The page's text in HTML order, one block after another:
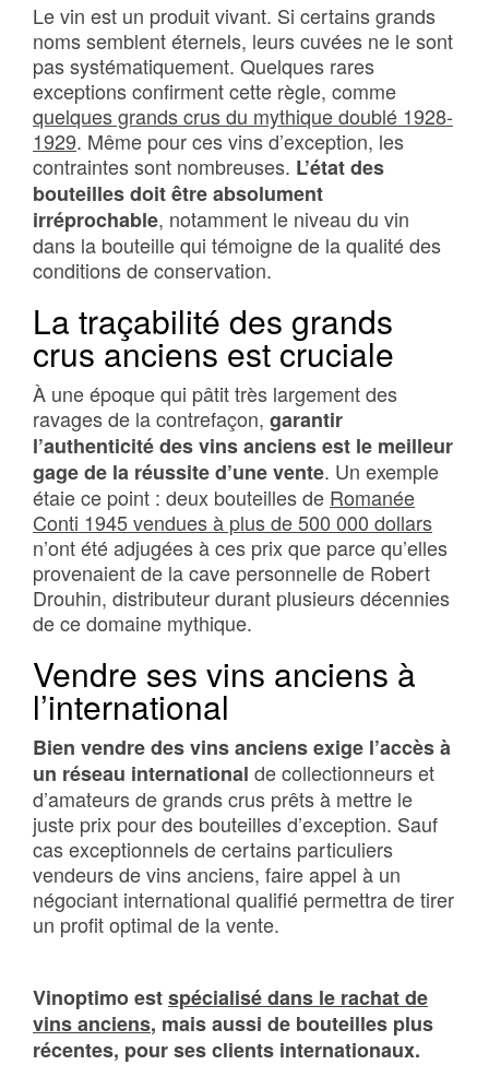
Le vin est un produit vivant. Si certains grands
noms semblent éternels, leurs cuvées ne le sont
pas systématiquement. Quelques rares
exceptions confirment cette règle, comme
quelques grands crus du mythique doublé 1928-
1929. Même pour ces vins d’exception, les
contraintes sont nombreuses. L’état des
bouteilles doit être absolument
irréprochable, notamment le niveau du vin
dans la bouteille qui témoigne de la qualité des
conditions de conservation.
La traçabilité des grands
crus anciens est cruciale
À une époque qui pâtit très largement des
ravages de la contrefaçon, garantir
l’authenticité des vins anciens est le meilleur
gage de la réussite d’une vente. Un exemple
étaie ce point : deux bouteilles de Romanée
Conti 1945 vendues à plus de 500 000 dollars
n’ont été adjugées à ces prix que parce qu’elles
provenaient de la cave personnelle de Robert
Drouhin, distributeur durant plusieurs décennies
de ce domaine mythique.
Vendre ses vins anciens à
l’international
Bien vendre des vins anciens exige l’accès à
un réseau international de collectionneurs et
d’amateurs de grands crus prêts à mettre le
juste prix pour des bouteilles d’exception. Sauf
cas exceptionnels de certains particuliers
vendeurs de vins anciens, faire appel à un
négociant international qualifié permettra de tirer
un profit optimal de la vente.
Vinoptimo estspécialisé dans le rachat de
vins anciens, mais aussi de bouteilles plus
récentes, pour ses clients internationaux.